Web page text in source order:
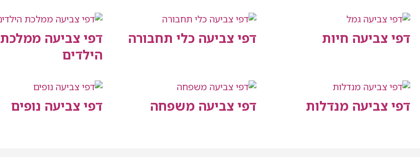
דפי צביעה חיות דפי צביעה כלי תחבורה
דפי צביעה ממלכת
הילדים
דפי צביעה מנדלות דפי צביעה משפחה דפי צביעה נופים